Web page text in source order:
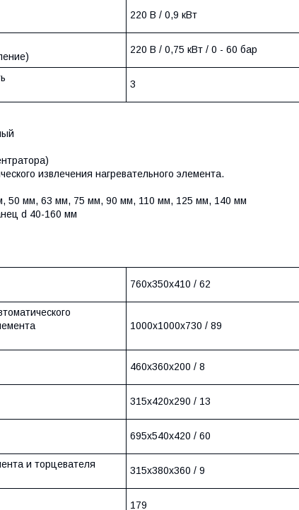
220 В / 0,9 кВт
220 В / 0,75 кВт / 0 - 60 бар
3
извлечения нагревательного элемента.
50 мм, 63 мм, 75 мм, 90 мм, 110 мм, 125 мм, 140 мм
d 40-160 мм
760х350х410 / 62
1000х1000х730 / 89
460х360х200 / 8
315х420х290 / 13
695х540х420 / 60
и торцевателя
315х380х360 / 9
179